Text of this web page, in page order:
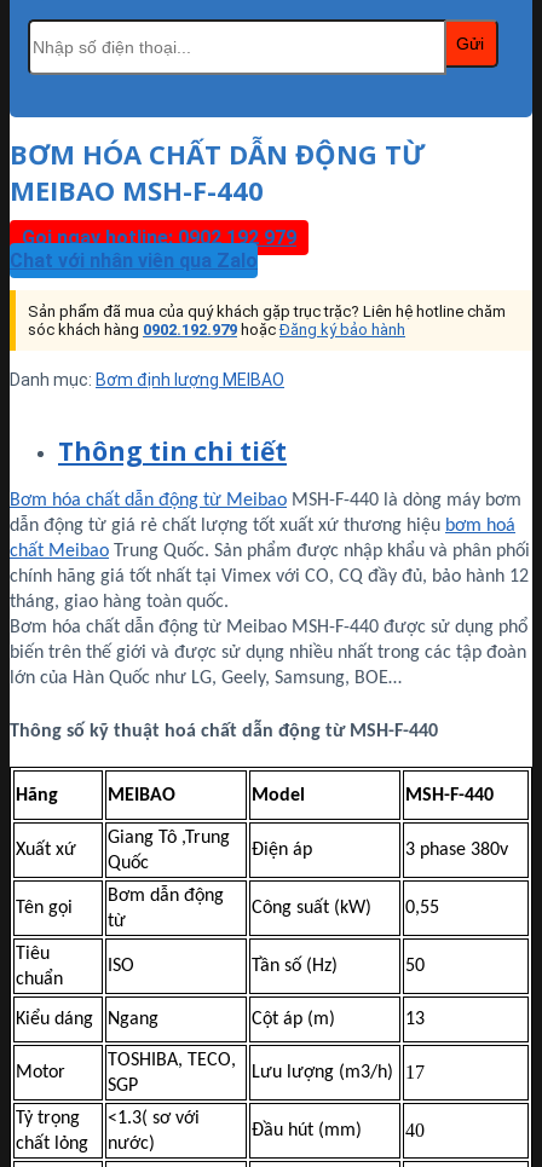
BƠM HÓA CHẤT DẪN ĐỘNG TỪ
MEIBAO MSH-F-440
Gọi ngay hotline: 0902 192 979
Chat với nhân viên qua Zalo
Sản phẩm đã mua của quý khách gặp trục trặc? Liên hệ hotline chăm
sóc khách hàng 0902.192.979 hoặcĐăng ký bảo hành
Danh mục: Bơm định lượng MEIBAO
Thông tin chi tiết
Bơm hóa chất dẫn động từ Meibao MSH-F-440 là dòng máy bơm
dẫn động từ giá rẻ chất lượng tốt xuất xứ thương hiệu bơm hoá
chất Meibao Trung Quốc. Sản phẩm được nhập khẩu và phân phối
chính hãng giá tốt nhất tại Vimex với CO, CQ đầy đủ, bảo hành 12
tháng, giao hàng toàn quốc.
Bơm hóa chất dẫn động từ Meibao MSH-F-440 được sử dụng phổ
biến trên thế giới và được sử dụng nhiều nhất trong các tập đoàn
lớn của Hàn Quốc như LG, Geely, Samsung, BOE…
Thông số kỹ thuật hoá chất dẫn động từ MSH-F-440
Hãng MEIBAO Model MSH-F-440
Xuất xứ
Giang Tô ,Trung
Quốc
Điện áp 3 phase 380v
Tên gọi
Bơm dẫn động
từ
Công suất (kW) 0,55
Tiêu
chuẩn
ISO Tần số (Hz) 50
Kiểu dáng Ngang Cột áp (m) 13
Motor
TOSHIBA, TECO,
SGP
Lưu lượng (m3/h) 17
Tỷ trọng
chất lỏng
<1.3( sơ với
nước)
Đầu hút (mm) 40